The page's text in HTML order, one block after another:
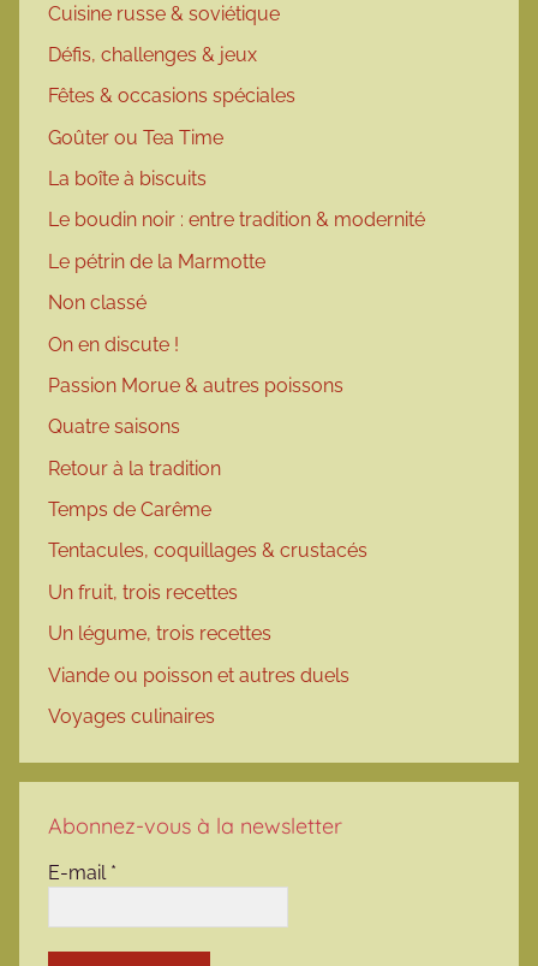
Cuisine russe & soviétique
Défis, challenges & jeux
Fêtes & occasions spéciales
Goûter ou Tea Time
La boîte à biscuits
Le boudin noir : entre tradition & modernité
Le pétrin de la Marmotte
Non classé
On en discute !
Passion Morue & autres poissons
Quatre saisons
Retour à la tradition
Temps de Carême
Tentacules, coquillages & crustacés
Un fruit, trois recettes
Un légume, trois recettes
Viande ou poisson et autres duels
Voyages culinaires
Abonnez-vous à la newsletter
E-mail *